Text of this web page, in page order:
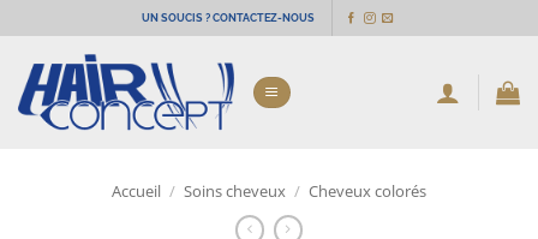
au
contenu
UN SOUCIS ? CONTACTEZ-NOUS
Accueil / Soins cheveux / Cheveux colorés